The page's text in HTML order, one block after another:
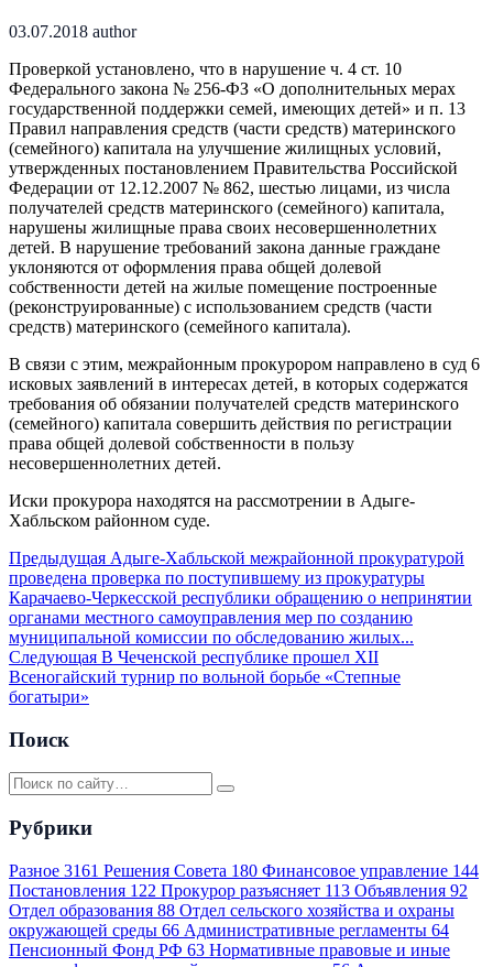
03.07.2018 author
Проверкой установлено, что в нарушение ч. 4 ст. 10
Федерального закона № 256-ФЗ «О дополнительных мерах
государственной поддержки семей, имеющих детей» и п. 13
Правил направления средств (части средств) материнского
(семейного) капитала на улучшение жилищных условий,
утвержденных постановлением Правительства Российской
Федерации от 12.12.2007 № 862, шестью лицами, из числа
получателей средств материнского (семейного) капитала,
нарушены жилищные права своих несовершеннолетних
детей. В нарушение требований закона данные граждане
уклоняются от оформления права общей долевой
собственности детей на жилые помещение построенные
(реконструированные) с использованием средств (части
средств) материнского (семейного капитала).
В связи с этим, межрайонным прокурором направлено в суд 6
исковых заявлений в интересах детей, в которых содержатся
требования об обязании получателей средств материнского
(семейного) капитала совершить действия по регистрации
права общей долевой собственности в пользу
несовершеннолетних детей.
Иски прокурора находятся на рассмотрении в Адыге-
Хабльском районном суде.
Предыдущая Адыге-Хабльской межрайонной прокуратурой
проведена проверка по поступившему из прокуратуры
Карачаево-Черкесской республики обращению о непринятии
органами местного самоуправления мер по созданию
муниципальной комиссии по обследованию жилых...
Следующая В Чеченской республике прошел XII
Всеногайский турнир по вольной борьбе «Степные
богатыри»
Поиск
Рубрики
Разное 3161 Решения Совета 180 Финансовое управление 144
Постановления 122 Прокурор разъясняет 113 Объявления 92
Отдел образования 88 Отдел сельского хозяйства и охраны
окружающей среды 66 Административные регламенты 64
Пенсионный Фонд РФ 63 Нормативные правовые и иные